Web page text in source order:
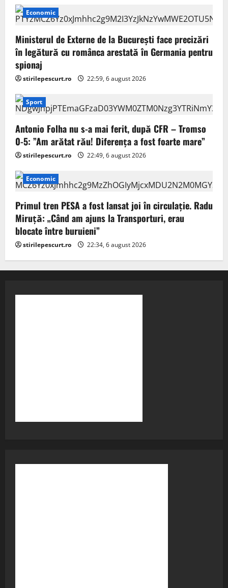
Economic
Ministerul de Externe de la București face precizări
în legătură cu românca arestată în Germania pentru
spionaj
stirilepescurt.ro 22:59, 6 august 2026
Sport
Antonio Folha nu s-a mai ferit, după CFR – Tromso
0-5: ”Am arătat rău! Diferența a fost foarte mare”
stirilepescurt.ro 22:49, 6 august 2026
Economic
Primul tren PESA a fost lansat joi în circulație. Radu
Miruță: „Când am ajuns la Transporturi, erau
blocate între buruieni”
stirilepescurt.ro 22:34, 6 august 2026